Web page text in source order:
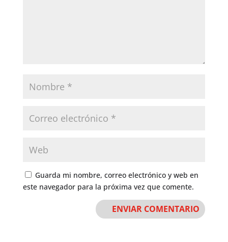
Guarda mi nombre, correo electrónico y web en
este navegador para la próxima vez que comente.